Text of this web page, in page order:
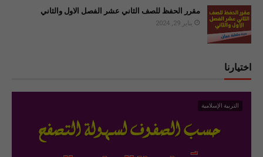
مقرر الحفظ للصف الثاني عشر الفصل الاول والثاني
يناير 29, 2024
اختيارنا
التربية الإسلامية